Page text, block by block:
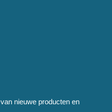
nieuwe producten en